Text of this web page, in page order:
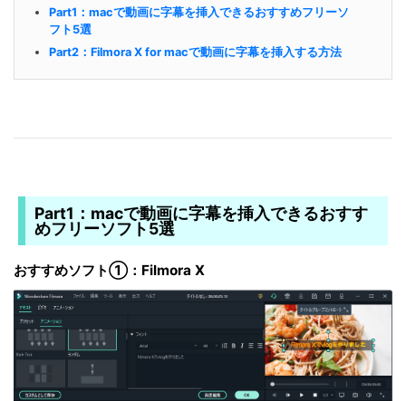
Part1：macで動画に字幕を挿入できるおすすめフリーソ
フト5選
Part2：Filmora X for macで動画に字幕を挿入する方法
Part1：macで動画に字幕を挿入できるおすす
めフリーソフト5選
おすすめソフト①：Filmora X